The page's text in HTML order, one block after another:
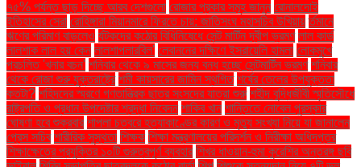
৭৫% পর্যন্ত ছাড় দিচ্ছে আরব দেশগুলো রোজার প্রকার সমূহ জানুন রোনালদোই
ইতিহাসের সেরা রোহিঙ্গারা মিয়ানমারে ফিরতে চায়: জাতিসংঘ মহাসচিব উখিয়ায় র্তমানে
ঋণের পরিমাণ বাড়লেও র্যটকদের কঠোর বিধিনিষেধে সেন্ট মার্টিন দ্বীপ ভ্রমণ লাল কার্ড
লালশাক লাল হয় কেন লালশাপলারবিল' লেবাননের দক্ষিণে ইসরায়েলি হামলা লোকমুখে
প্রচলিত 'খনার বচন' শনিবার থেকে ৯ মাসের জন্য বন্ধ হচ্ছে সেন্টমার্টিন ভ্রমণ শনিবার
থেকে রোজা শুরু যুক্তরাষ্ট্রে শমী কায়সারের জামিন স্থগিত শর্ষের তেলের উপযুক্ততা
কতটা? শহিদদের স্মরণে গণতান্ত্রিক ছাত্র সংসদের যাত্রা শুরু শহীদ বুদ্ধিজীবী স্মৃতিসৌধে
রাষ্ট্রপতি ও প্রধান উপদেষ্টার শ্রদ্ধা নিবেদন শাকিব খান শান্তিতে নোবেল পুরস্কার
ঘোষণা হবে শুক্রবার শাপলা চত্বরে হত্যাকাণ্ডের কারণ ও মৃত্যু সংখ্যা নিয়ে যা জানালেন
প্রেস সচিব শারীরিক সুস্থতা শিক্ষক শিক্ষা মন্ত্রণালয়ের পরিদর্শন ও নিরীক্ষা অধিদপ্তর
শিক্ষাক্ষেত্রে প্রযুক্তির ১০টি গুরুত্বপূর্ণ ব্যবহার শিখর ধাওয়ান-হুমা কুরেশির অন্তরঙ্গ ছবি